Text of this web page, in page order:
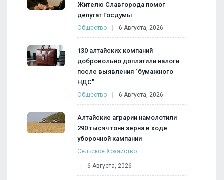
Жителю Славгорода помог
депутат Госдумы
Общество 6 Августа, 2026
130 алтайских компаний
добровольно доплатили налоги
после выявления "бумажного
НДС"
Общество 6 Августа, 2026
Алтайские аграрии намолотили
290 тысяч тонн зерна в ходе
уборочной кампании
Сельское Хозяйство
6 Августа, 2026